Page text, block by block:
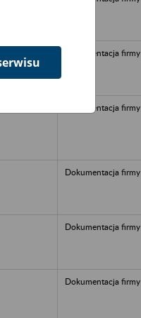
Dokumentacja firmy
Dokumentacja firmy
Dokumentacja firmy
Dokumentacja firmy
Dokumentacja firmy